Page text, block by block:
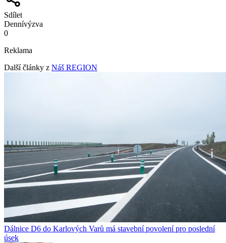
Sdílet
Dennívýzva
0
Reklama
Další články z Náš REGION
Dálnice D6 do Karlových Varů má stavební povolení pro poslední
úsek